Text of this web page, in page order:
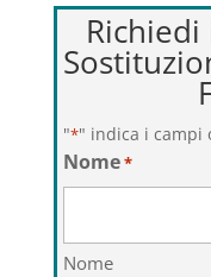
"*" indica i campi
Nome*
Nome